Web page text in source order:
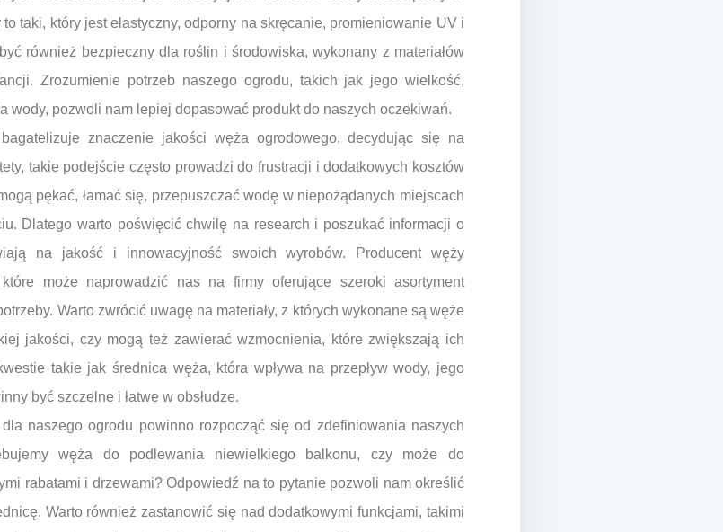
taki, który jest elastyczny, odporny na skręcanie, promieniowanie UV i
również bezpieczny dla roślin i środowiska, wykonany z materiałów
Zrozumienie potrzeb naszego ogrodu, takich jak jego wielkość,
wody, pozwoli nam lepiej dopasować produkt do naszych oczekiwań.
znaczenie jakości węża ogrodowego, decydując się na
takie podejście często prowadzi do frustracji i dodatkowych kosztów
pękać, łamać się, przepuszczać wodę w niepożądanych miejscach
Dlatego warto poświęcić chwilę na research i poszukać informacji o
na jakość i innowacyjność swoich wyrobów. Producent węży
może naprowadzić nas na firmy oferujące szeroki asortyment
Warto zwrócić uwagę na materiały, z których wykonane są węże
jakości, czy mogą też zawierać wzmocnienia, które zwiększają ich
takie jak średnica węża, która wpływa na przepływ wody, jego
być szczelne i łatwe w obsłudze.
naszego ogrodu powinno rozpocząć się od zdefiniowania naszych
węża do podlewania niewielkiego balkonu, czy może do
rabatami i drzewami? Odpowiedź na to pytanie pozwoli nam określić
Warto również zastanowić się nad dodatkowymi funkcjami, takimi